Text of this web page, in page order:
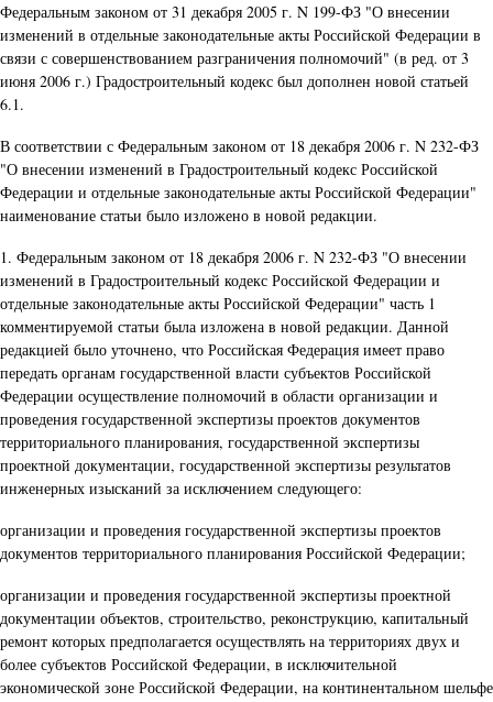
Федеральным законом от 31 декабря 2005 г. N 199-ФЗ "О внесении
изменений в отдельные законодательные акты Российской Федерации в
связи с совершенствованием разграничения полномочий" (в ред. от 3
июня 2006 г.) Градостроительный кодекс был дополнен новой статьей
6.1.
В соответствии с Федеральным законом от 18 декабря 2006 г. N 232-ФЗ
"О внесении изменений в Градостроительный кодекс Российской
Федерации и отдельные законодательные акты Российской Федерации"
наименование статьи было изложено в новой редакции.
1. Федеральным законом от 18 декабря 2006 г. N 232-ФЗ "О внесении
изменений в Градостроительный кодекс Российской Федерации и
отдельные законодательные акты Российской Федерации" часть 1
комментируемой статьи была изложена в новой редакции. Данной
редакцией было уточнено, что Российская Федерация имеет право
передать органам государственной власти субъектов Российской
Федерации осуществление полномочий в области организации и
проведения государственной экспертизы проектов документов
территориального планирования, государственной экспертизы
проектной документации, государственной экспертизы результатов
инженерных изысканий за исключением следующего:
организации и проведения государственной экспертизы проектов
документов территориального планирования Российской Федерации;
организации и проведения государственной экспертизы проектной
документации объектов, строительство, реконструкцию, капитальный
ремонт которых предполагается осуществлять на территориях двух и
более субъектов Российской Федерации, в исключительной
экономической зоне Российской Федерации, на континентальном шельфе